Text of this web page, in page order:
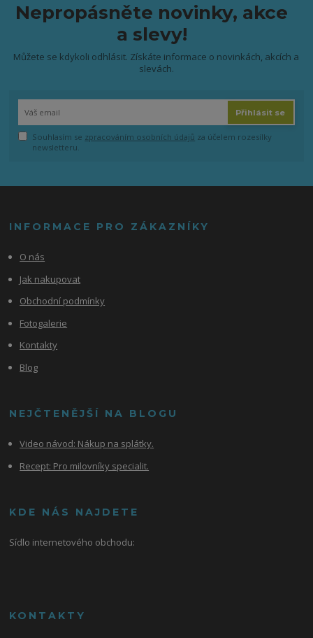
Nepropásněte novinky, akce
a slevy!
Můžete se kdykoli odhlásit. Získáte informace o novinkách, akcích a
slevách.
Přihlásit se
Souhlasím se zpracováním osobních údajů za účelem rozesílky
newsletteru.
INFORMACE PRO ZÁKAZNÍKY
O nás
Jak nakupovat
Obchodní podmínky
Fotogalerie
Kontakty
Blog
NEJČTENĚJŠÍ NA BLOGU
Video návod: Nákup na splátky.
Recept: Pro milovníky specialit.
KDE NÁS NAJDETE
Sídlo internetového obchodu:
KONTAKTY